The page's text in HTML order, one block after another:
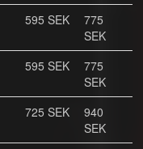
595 SEK
775
SEK
595 SEK
775
SEK
725 SEK
940
SEK